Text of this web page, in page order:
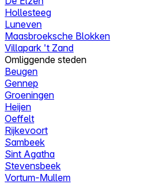
Hollesteeg
Luneven
Maasbroeksche Blokken
Villapark 't Zand
Omliggende steden
Beugen
Gennep
Groeningen
Heijen
Oeffelt
Rijkevoort
Sambeek
Sint Agatha
Stevensbeek
Vortum-Mullem